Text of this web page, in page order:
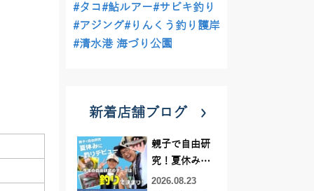
#タコ#鮎ルアー#サビキ釣り
#アジング#りんくう釣り護岸
#清水港 海づり公園
新着店舗ブログ
親子で自由研
究！夏休みに
釣りデビュー
2026.08.23